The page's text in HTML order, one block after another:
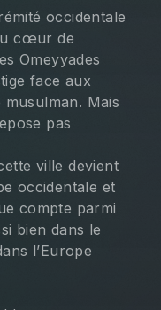
occidentale
cœur de
Omeyyades
face aux
Mais
pas
ville devient
occidentale et
compte parmi
bien dans le
l’Europe